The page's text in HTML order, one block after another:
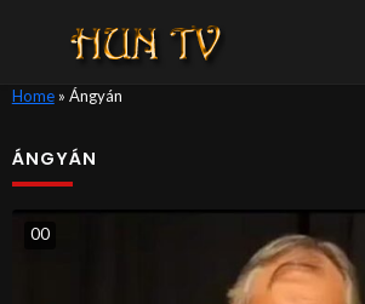
Home» Ángyán
ÁNGYÁN
00